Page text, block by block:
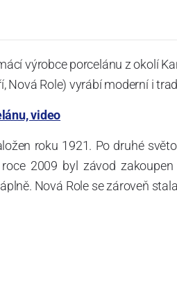
výrobce porcelánu z okolí
Nová Role) vyrábí moderní i
video
roku 1921. Po druhé
2009 byl závod
Nová Role se zároveň